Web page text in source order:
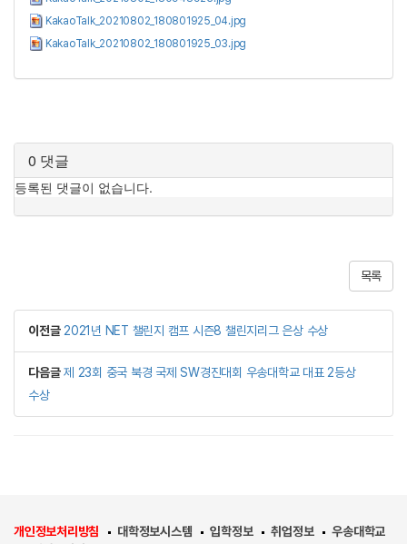
KakaoTalk_20210802_180801925_04.jpg
KakaoTalk_20210802_180801925_03.jpg
목록
이전글 2021년 NET 챌린지 캠프 시즌8 챌린지리그 은상 수상
다음글 제 23회 중국 북경 국제 SW경진대회 우송대학교 대표 2등상
수상
개인정보처리방침 대학정보시스템 입학정보 취업정보
우송대학교